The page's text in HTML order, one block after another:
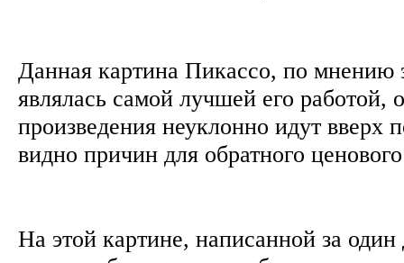
Данная картина Пикассо, по мнению
являлась самой лучшей его работой,
произведения неуклонно идут вверх
видно причин для обратного
На этой картине, написанной за